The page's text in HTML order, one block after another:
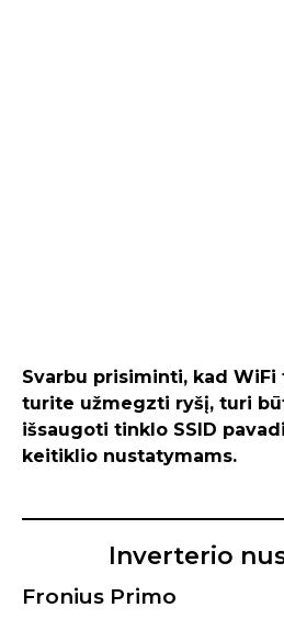
Svarbu prisiminti, kad WiFi
turite užmegzti ryšį, turi
išsaugoti tinklo SSID
keitiklio nustatymams.
Inverterio
Fronius Primo